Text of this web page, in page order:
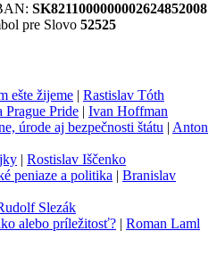
SK8211000000002624852008
pre Slovo 52525
ešte žijeme | Rastislav Tóth
Prague Pride | Ivan Hoffman
úrode aj bezpečnosti štátu | Anton
| Rostislav Iščenko
peniaze a politika | Branislav
Slezák
alebo príležitosť? | Roman Laml